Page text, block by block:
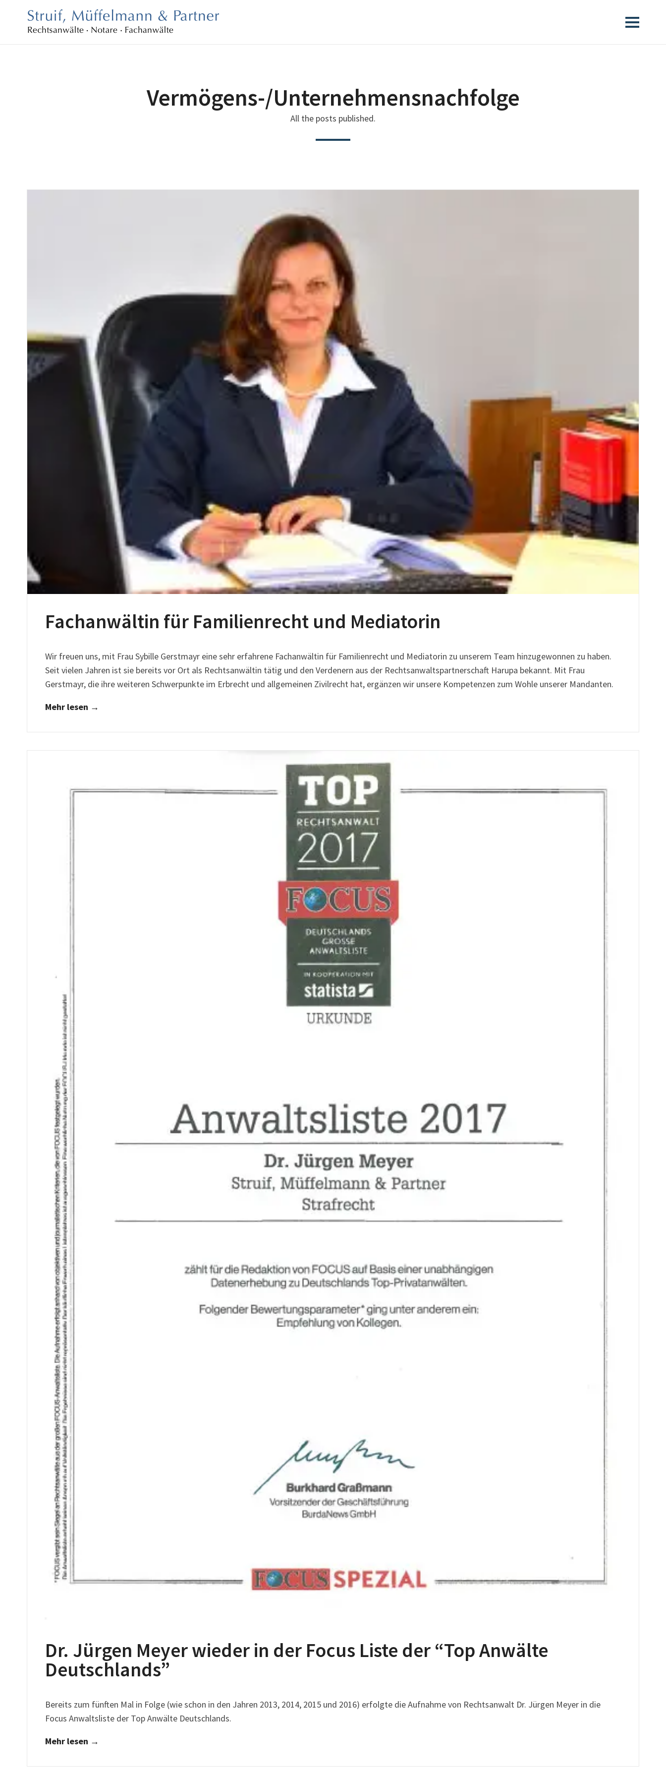
Vermögens-/Unternehmensnachfolge
All the posts published.
Fachanwältin für Familienrecht und Mediatorin
Wir freuen uns, mit Frau Sybille Gerstmayr eine sehr erfahrene Fachanwältin für Familienrecht und Mediatorin zu unserem Team hinzugewonnen zu haben.
Seit vielen Jahren ist sie bereits vor Ort als Rechtsanwältin tätig und den Verdenern aus der Rechtsanwaltspartnerschaft Harupa bekannt. Mit Frau
Gerstmayr, die ihre weiteren Schwerpunkte im Erbrecht und allgemeinen Zivilrecht hat, ergänzen wir unsere Kompetenzen zum Wohle unserer Mandanten.
Mehr lesen →
Dr. Jürgen Meyer wieder in der Focus Liste der “Top Anwälte
Deutschlands”
Bereits zum fünften Mal in Folge (wie schon in den Jahren 2013, 2014, 2015 und 2016) erfolgte die Aufnahme von Rechtsanwalt Dr. Jürgen Meyer in die
Focus Anwaltsliste der Top Anwälte Deutschlands.
Mehr lesen →